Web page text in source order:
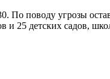
поводу угрозы
и 25 детских садов,